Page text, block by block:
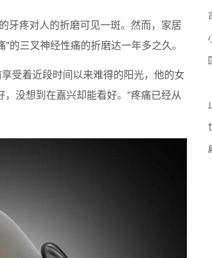
牙疼对人的折磨可见一斑。然而，家居
的三叉神经性痛的折磨达一年多之久。
受着近段时间以来难得的阳光，他的女
没想到在嘉兴却能看好。”疼痛已经从